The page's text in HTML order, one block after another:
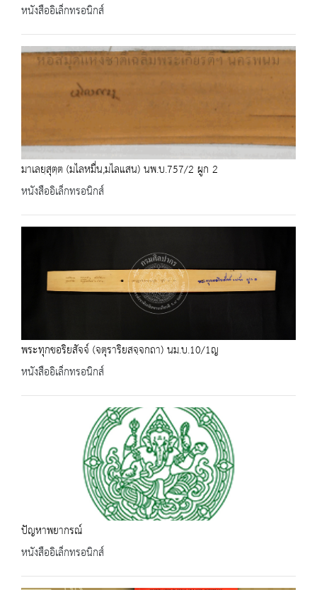
หนังสืออิเล็กทรอนิกส์
มาเลยฺสุตฺต (มไลหมื่น,มไลแสน) นพ.บ.757/2 ผูก 2
หนังสืออิเล็กทรอนิกส์
พระทุกขอริยสัจจ์ (จตุราริยสจฺจกถา) นม.บ.10/1ญ
หนังสืออิเล็กทรอนิกส์
ปัญหาพยากรณ์
หนังสืออิเล็กทรอนิกส์